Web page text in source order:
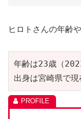
ヒロトさんの年齢
年齢は23歳（
出身は宮崎県で現